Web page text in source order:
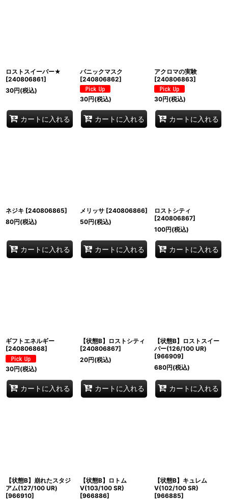
ロストスイーパー★
[240806861]
30円(税込)
カートに入れる
パニックマスク
[240806862]
30円(税込)
カートに入れる
アクロマの実験
[240806863]
30円(税込)
カートに入れる
ネジキ [240806865]
80円(税込)
カートに入れる
メリッサ [240806866]
50円(税込)
カートに入れる
ロストシティ
[240806867]
100円(税込)
カートに入れる
ギフトエネルギー
[240806868]
30円(税込)
カートに入れる
【状態B】ロストシティ
[240806867]
20円(税込)
カートに入れる
【状態B】ロストスイー
パー(126/100 UR)
[966909]
680円(税込)
カートに入れる
【状態B】崩れたスタジ
アム(127/100 UR)
[966910]
【状態B】ロトム
V(103/100 SR)
[966886]
【状態B】キュレム
V(102/100 SR)
[966885]